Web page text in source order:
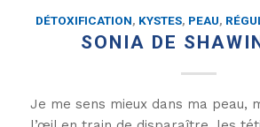
DÉTOXIFICATION, KYSTES, PEAU,
SONIA DE
Je me sens mieux dans ma peau,